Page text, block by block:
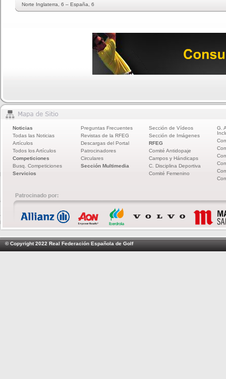
Norte Inglaterra, 6 – España, 6
Noticias
Todas las Noticias
Artículos
Todos los Artículos
Competiciones
Busq. Competiciones
Servicios
Preguntas Frecuentes
Revistas de la RFEG
Descargas del Portal
Patrocinadores
Circulares
Sección Multimedia
Sección de Vídeos
Sección de Imágenes
RFEG
Comité Antidopaje
Campos y Hándicaps
C. Disciplina Deportiva
Comité Femenino
G.
© Copyright 2022 Real Federación Española de Golf